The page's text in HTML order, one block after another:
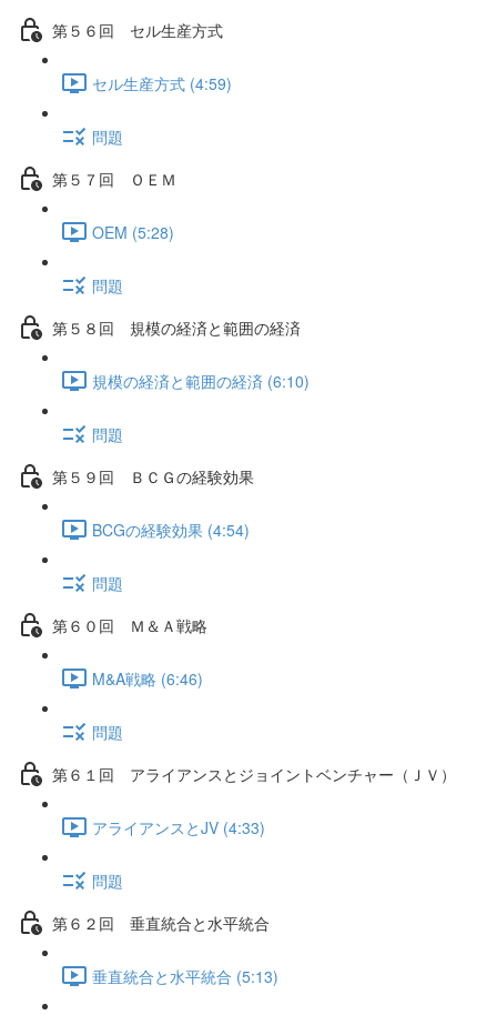
第５６回 セル生産方式
セル生産方式 (4:59)
問題
第５７回 ＯＥＭ
OEM (5:28)
問題
第５８回 規模の経済と範囲の経済
規模の経済と範囲の経済 (6:10)
問題
第５９回 ＢＣＧの経験効果
BCGの経験効果 (4:54)
問題
第６０回 Ｍ＆Ａ戦略
M&A戦略 (6:46)
問題
第６１回 アライアンスとジョイントベンチャー（ＪＶ）
アライアンスとJV (4:33)
問題
第６２回 垂直統合と水平統合
垂直統合と水平統合 (5:13)